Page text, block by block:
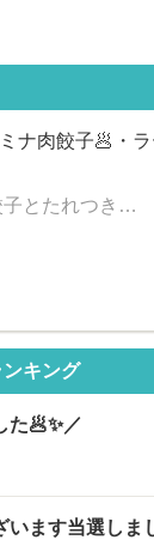
ナ肉餃子🥟・
子とたれつき…
キング
た🥟✨／
います当選しま